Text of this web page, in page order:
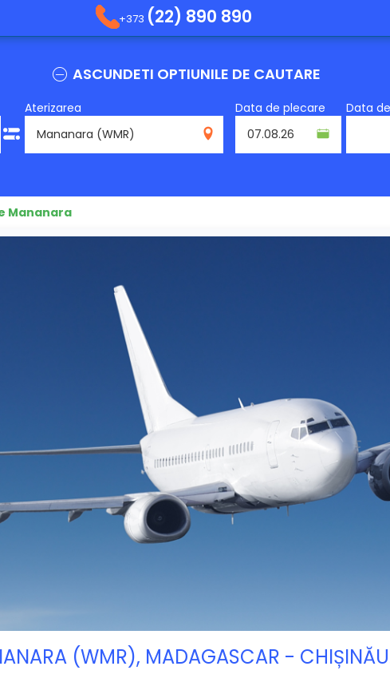
+373 (22) 890 890
ASCUNDETI OPTIUNILE DE CAUTARE
Aterizarea
Data de plecare Data
Mananara
(WMR), MADAGASCAR -